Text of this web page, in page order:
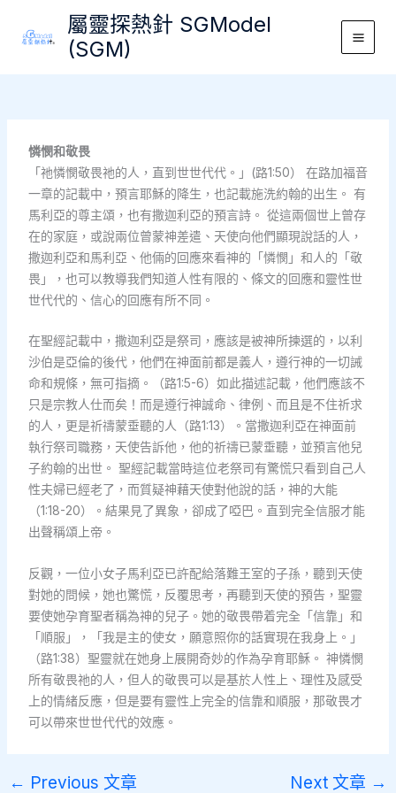
屬靈探熱針 SGModel
(SGM)
Main
憐憫和敬畏
「祂憐憫敬畏祂的人，直到世世代代。」(路1:50） 在路加福音
一章的記載中，預言耶穌的降生，也記載施洗約翰的出生。 有
馬利亞的尊主頌，也有撒迦利亞的預言詩。 從這兩個世上曾存
在的家庭，或說兩位曾蒙神差遣、天使向他們顯現說話的人，
撒迦利亞和馬利亞、他倆的回應來看神的「憐憫」和人的「敬
畏」，也可以教導我們知道人性有限的、條文的回應和靈性世
世代代的、信心的回應有所不同。
在聖經記載中，撒迦利亞是祭司，應該是被神所揀選的，以利
沙伯是亞倫的後代，他們在神面前都是義人，遵行神的一切誡
命和規條，無可指摘。（路1:5-6）如此描述記載，他們應該不
只是宗教人仕而矣！而是遵行神誠命、律例、而且是不住祈求
的人，更是祈禱蒙垂聽的人（路1:13）。當撒迦利亞在神面前
執行祭司職務，天使告訴他，他的祈禱已蒙垂聽，並預言他兒
子約翰的出世。 聖經記載當時這位老祭司有驚慌只看到自己人
性夫婦已經老了，而質疑神藉天使對他說的話，神的大能
（1:18-20）。結果見了異象，卻成了啞巴。直到完全信服才能
出聲稱頌上帝。
反觀，一位小女子馬利亞已許配給落難王室的子孫，聽到天使
對她的問候，她也驚慌，反覆思考，再聽到天使的預告，聖靈
要使她孕育聖者稱為神的兒子。她的敬畏帶着完全「信靠」和
「順服」，「我是主的使女，願意照你的話實現在我身上。」
（路1:38）聖靈就在她身上展開奇妙的作為孕育耶穌。 神憐憫
所有敬畏祂的人，但人的敬畏可以是基於人性上、理性及感受
上的情緒反應，但是要有靈性上完全的信靠和順服，那敬畏才
可以帶來世世代代的效應。
← Previous 文章 Next 文章 →